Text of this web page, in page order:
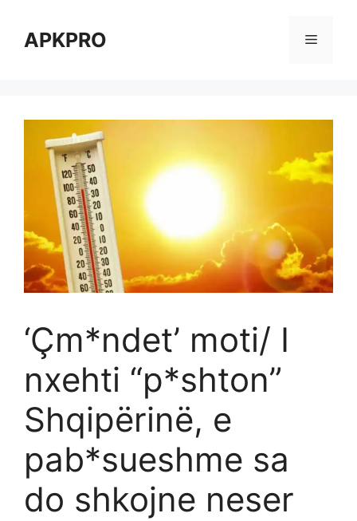
contentAPKPRO Menu
‘Çm*ndet’ moti/ I
nxehti “p*shton”
Shqipërinë, e
pab*sueshme sa
do shkojne neser